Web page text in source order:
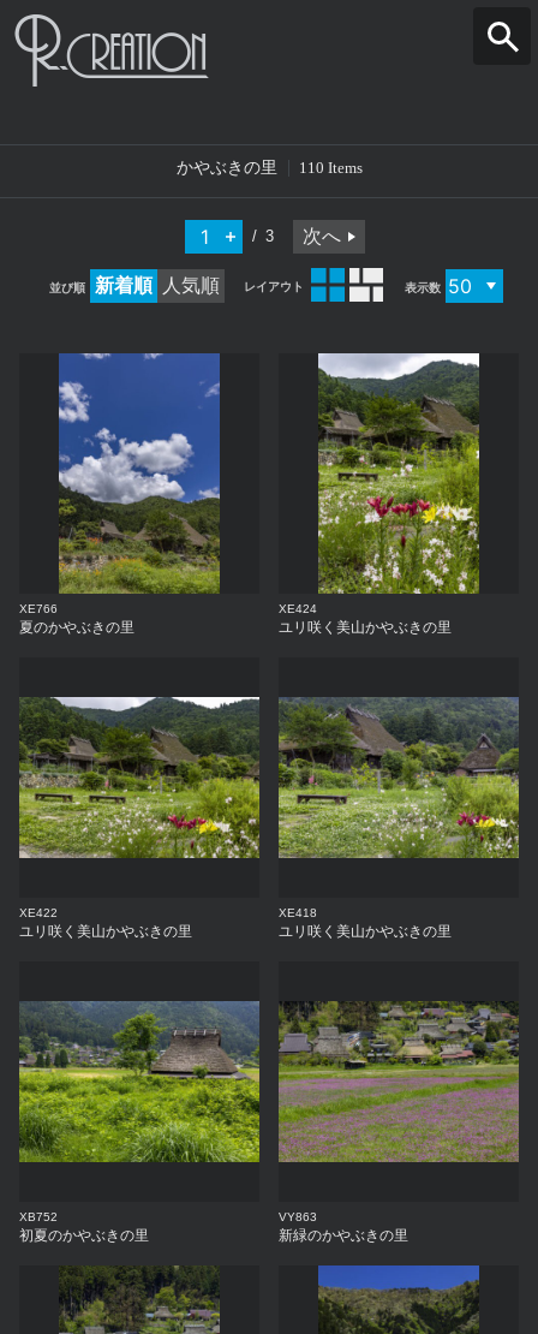
かやぶきの里 110 Items
3 次へ
並び順 新着順 人気順 レイアウト 表示数
XE766
夏のかやぶきの里
XE424
ユリ咲く美山かやぶきの里
XE422
ユリ咲く美山かやぶきの里
XE418
ユリ咲く美山かやぶきの里
XB752
初夏のかやぶきの里
VY863
新緑のかやぶきの里